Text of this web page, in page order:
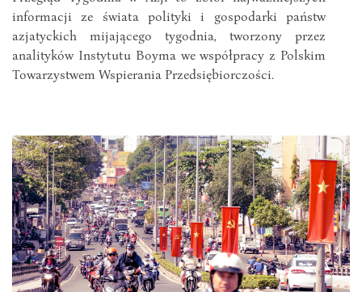
informacji ze świata polityki i gospodarki państw
azjatyckich mijającego tygodnia, tworzony przez
analityków Instytutu Boyma we współpracy z Polskim
Towarzystwem Wspierania Przedsiębiorczości.